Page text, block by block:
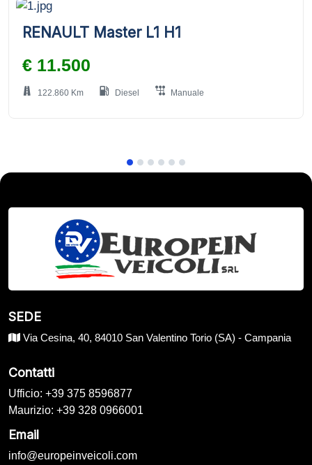
RENAULT Master L1 H1
€ 11.500
122.860 Km Diesel Manuale
SEDE
Via Cesina, 40, 84010 San Valentino Torio (SA) - Campania
Contatti
Ufficio: +39 375 8596877
Maurizio: +39 328 0966001
Email
info@europeinveicoli.com